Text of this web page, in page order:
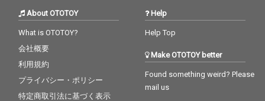
About OTOTOY
What is OTOTOY?
会社概要
利用規約
プライバシー・ポリシー
特定商取引法に基づく表示
Help
Help Top
Make OTOTOY better
Found something weird? Please
mail us